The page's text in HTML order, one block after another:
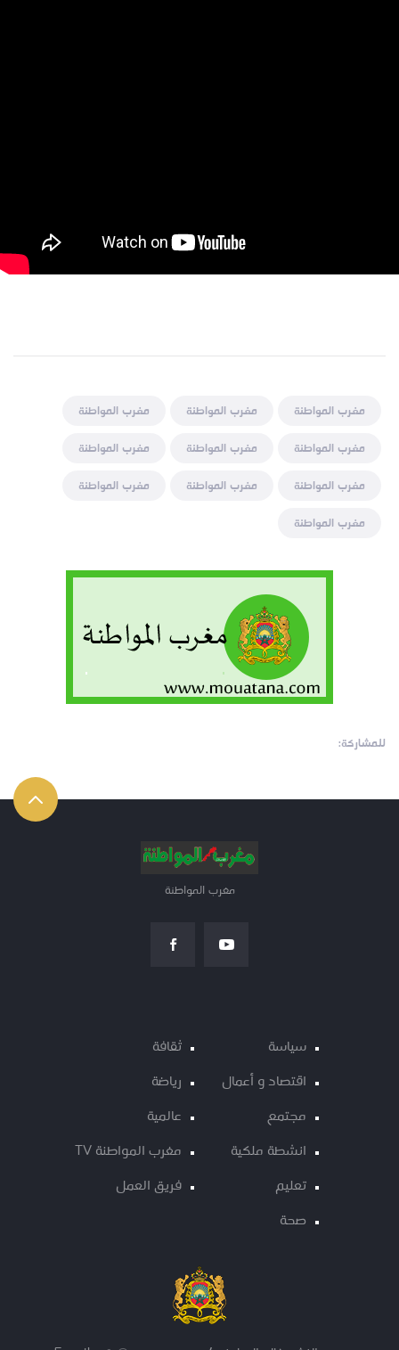
مغرب المواطنة مغرب المواطنة
مغرب المواطنة
مغرب المواطنة
مغرب المواطنة
مغرب المواطنة
مغرب المواطنة
مغرب المواطنة
مغرب المواطنة
مغرب المواطنة
للمشاركة:
مغرب المواطنة
سياسة
اقتصاد و أعمال
مجتمع
انشطة ملكية
تعليم
صحة
ثقافة
رياضة
عالمية
مغرب المواطنة TV
فريق العمل